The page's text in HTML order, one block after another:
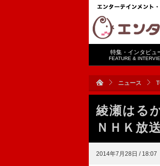
特集・インタビュ
FEATURE &
ニュース
綾瀬はる
ＮＨＫ放
2014年7月28日 / 18:07